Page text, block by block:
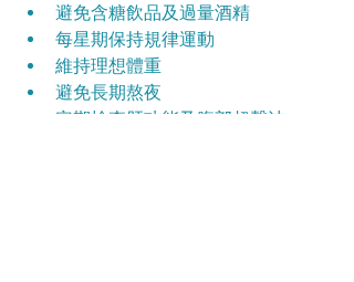
避免含糖飲品及過量酒精
每星期保持規律運動
維持理想體重
避免長期熬夜
定期檢查肝功能及腹部超聲波